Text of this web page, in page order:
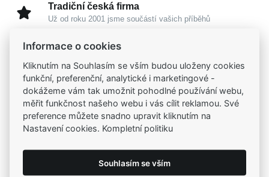
Tradiční česká firma
Už od roku 2001 jsme součástí vašich příběhů
Na našem e-shopu máte výběr z tisíců šperků
Garance vysoké kvality
Certifikáty původu a kvality k vybraným šperkům
Kamenné prodejny
Zastavte se do jedné z našich4 prodejen
Informace o cookies
Kliknutím na Souhlasím se vším budou uloženy cookies
funkční, preferenční, analytické i marketingové -
dokážeme vám tak umožnit pohodlné používání webu,
měřit funkčnost našeho webu i vás cílit reklamou. Své
preference můžete snadno upravit kliknutím na
Nastavení cookies. Kompletní politiku
Souhlasím se vším